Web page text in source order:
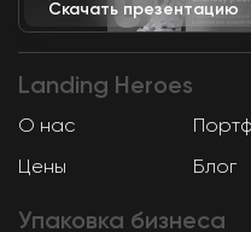
Скачать презентацию
Landing Heroes
О нас
Цены Блог
Упаковка бизнеса